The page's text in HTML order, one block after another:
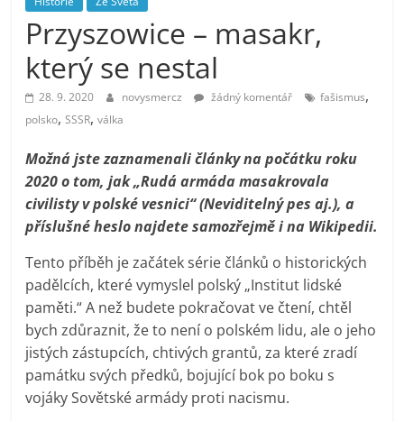
prospívá?
Przyszowice – masakr,
který se nestal
28. 9. 2020 novysmercz žádný komentář fašismus,
polsko,SSSR,válka
Možná jste zaznamenali články na počátku roku
2020 o tom, jak „Rudá armáda masakrovala
civilisty v polské vesnici“ (Neviditelný pes aj.), a
příslušné heslo najdete samozřejmě i na Wikipedii.
Tento příběh je začátek série článků o historických
padělcích, které vymyslel polský „Institut lidské
paměti.“ A než budete pokračovat ve čtení, chtěl
bych zdůraznit, že to není o polském lidu, ale o jeho
jistých zástupcích, chtivých grantů, za které zradí
památku svých předků, bojující bok po boku s
vojáky Sovětské armády proti nacismu.